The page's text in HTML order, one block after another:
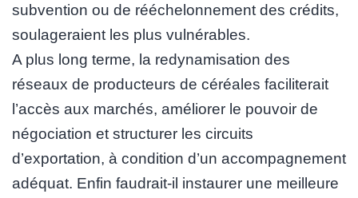
subvention ou de rééchelonnement des crédits,
soulageraient les plus vulnérables.
A plus long terme, la redynamisation des
réseaux de producteurs de céréales faciliterait
l’accès aux marchés, améliorer le pouvoir de
négociation et structurer les circuits
d’exportation, à condition d’un accompagnement
adéquat. Enfin faudrait-il instaurer une meilleure